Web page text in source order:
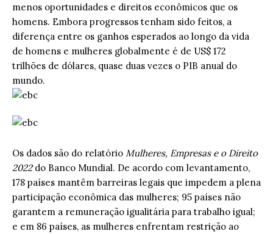
menos oportunidades e direitos econômicos que os
homens. Embora progressos tenham sido feitos, a
diferença entre os ganhos esperados ao longo da vida
de homens e mulheres globalmente é de US$ 172
trilhões de dólares, quase duas vezes o PIB anual do
mundo.
Os dados são do relatório Mulheres, Empresas e o Direito
2022do Banco Mundial. De acordo com levantamento,
178 países mantêm barreiras legais que impedem a plena
participação econômica das mulheres; 95 países não
garantem a remuneração igualitária para trabalho igual;
e em 86 países, as mulheres enfrentam restrição ao